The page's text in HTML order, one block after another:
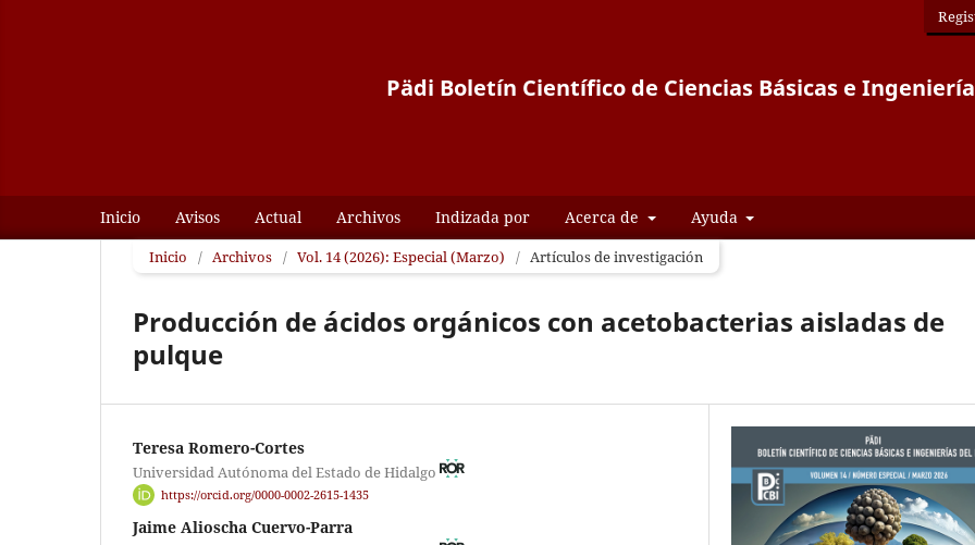
Pädi Boletín Científico de Ciencias Básicas e
Inicio Avisos Actual Archivos Indizada por Acerca de Ayuda
Inicio / Archivos / Vol. 14 (2026): Especial (Marzo) / Artículos de investigación
Producción de ácidos orgánicos con acetobacterias aisladas de
pulque
Teresa Romero-Cortes
Universidad Autónoma del Estado de Hidalgo
https://orcid.org/0000-0002-2615-1435
Jaime Alioscha Cuervo-Parra